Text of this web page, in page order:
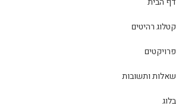
קטלוג רהיטים
פרויקטים
שאלות ותשובות
בלוג